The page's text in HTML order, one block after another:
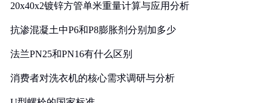
20x40x2镀锌方管单米重量计算与应用分析
抗渗混凝土中P6和P8膨胀剂分别加多少
法兰PN25和PN16有什么区别
消费者对洗衣机的核心需求调研与分析